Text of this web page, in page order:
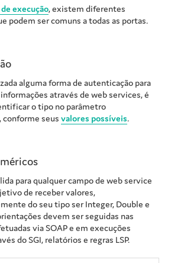
execução, existem diferentes
podem ser comuns a todas as portas.
alguma forma de autenticação para
através de web services, é
o tipo no parâmetro
seus valores possíveis.
para qualquer campo de web service
de receber valores,
do seu tipo ser Integer, Double e
devem ser seguidas nas
via SOAP e em execuções
do SGI, relatórios e regras LSP.